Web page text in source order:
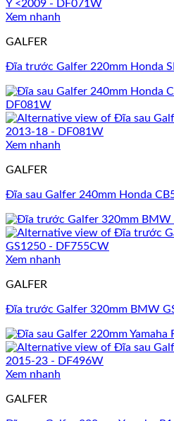
Xem nhanh
GALFER
Đĩa trước Galfer 220mm Honda
Xem nhanh
GALFER
Đĩa sau Galfer 240mm Honda
Xem nhanh
GALFER
Đĩa trước Galfer 320mm BMW
Xem nhanh
GALFER